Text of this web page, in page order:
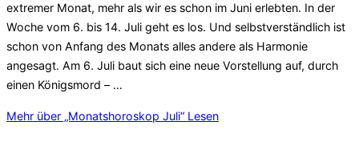
extremer Monat, mehr als wir es schon im Juni erlebten. In der
Woche vom 6. bis 14. Juli geht es los. Und selbstverständlich ist
schon von Anfang des Monats alles andere als Harmonie
angesagt. Am 6. Juli baut sich eine neue Vorstellung auf, durch
einen Königsmord – …
Mehr über „Monatshoroskop Juli“ Lesen